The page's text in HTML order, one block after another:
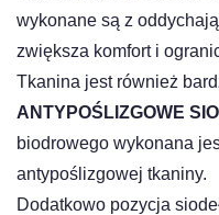
wykonane są z
zwiększa komfort i
Tkanina jest również
ANTYPOŚLIZGOWE
biodrowego wykonana
antypoślizgowej tkaniny.
Dodatkowo pozycja